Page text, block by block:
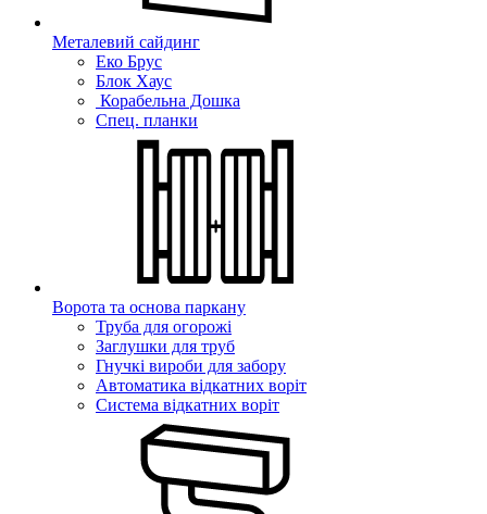
Металевий сайдинг
Еко Брус
Блок Хаус
Корабельна Дошка
Спец. планки
Ворота та основа паркану
Труба для огорожі
Заглушки для труб
Гнучкі вироби для забору
Автоматика відкатних воріт
Система відкатних воріт